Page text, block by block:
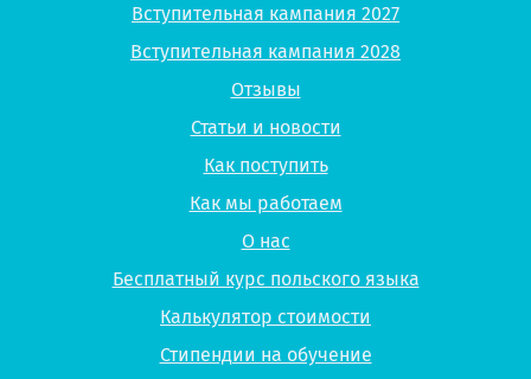
Вступительная кампания 2027
Вступительная кампания 2028
Отзывы
Статьи и новости
Как поступить
Как мы работаем
О нас
Бесплатный курс польского языка
Калькулятор стоимости
Стипендии на обучение